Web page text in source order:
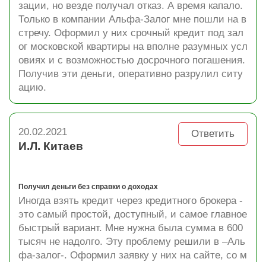
зации, но везде получал отказ. А время капало.
Только в компании Альфа-Залог мне пошли на в
стречу. Оформил у них срочный кредит под зал
ог московской квартиры на вполне разумных усл
овиях и с возможностью досрочного погашения.
Получив эти деньги, оперативно разрулил ситу
ацию.
Ответить
20.02.2021
И.Л. Китаев
Получил деньги без справки о доходах
Иногда взять кредит через кредитного брокера -
это самый простой, доступный, и самое главное
быстрый вариант. Мне нужна была сумма в 600
тысяч не надолго. Эту проблему решили в –Аль
фа-залог-. Оформил заявку у них на сайте, со м